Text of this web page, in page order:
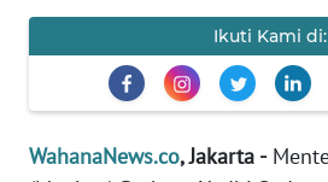
Ikuti Kami di:
WahanaNews.co, Jakarta -
EDITORIAL
BERITA